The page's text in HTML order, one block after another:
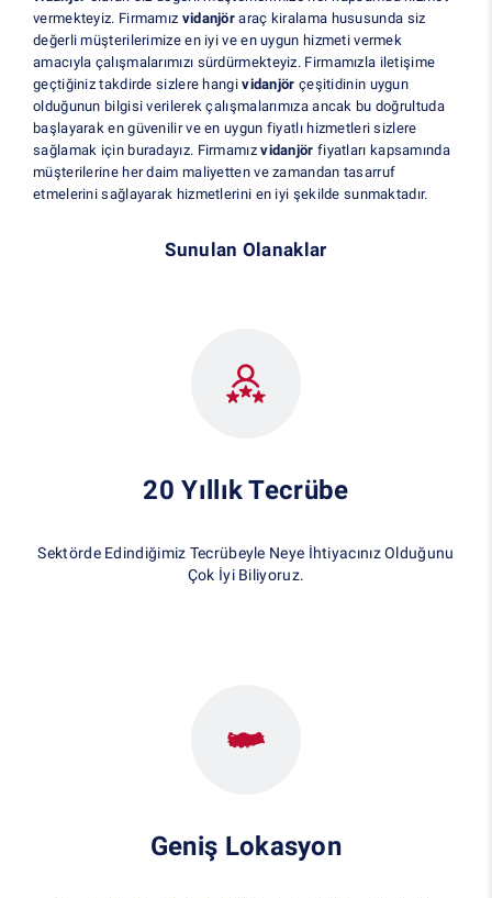
vermekteyiz. Firmamız vidanjör araç kiralama hususunda siz
değerli müşterilerimize en iyi ve en uygun hizmeti vermek
amacıyla çalışmalarımızı sürdürmekteyiz. Firmamızla iletişime
geçtiğiniz takdirde sizlere hangividanjör çeşitidinin uygun
olduğunun bilgisi verilerek çalışmalarımıza ancak bu doğrultuda
başlayarak en güvenilir ve en uygun fiyatlı hizmetleri sizlere
sağlamak için buradayız. Firmamızvidanjör fiyatları kapsamında
müşterilerine her daim maliyetten ve zamandan tasarruf
etmelerini sağlayarak hizmetlerini en iyi şekilde sunmaktadır.
Sunulan Olanaklar
20 Yıllık Tecrübe
Sektörde Edindiğimiz Tecrübeyle Neye İhtiyacınız Olduğunu
Çok İyi Biliyoruz.
Geniş Lokasyon